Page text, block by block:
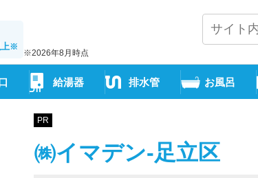
※
※2026年8月時点
給湯器 排水管 お風呂
PR
㈱イマデン-足立区